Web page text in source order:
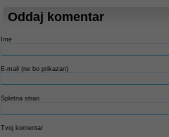
Oddaj komentar
Ime
E-mail (ne bo prikazan)
Spletna stran
Tvoj komentar